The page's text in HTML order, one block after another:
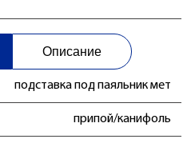
Описание
подставка под паяльник мет
припой/канифоль